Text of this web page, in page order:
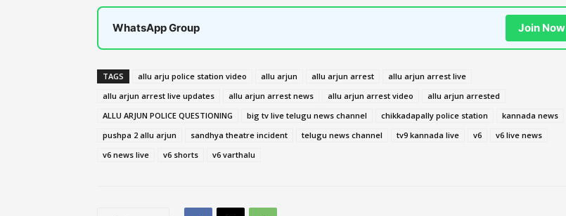
WhatsApp Group Join Now
TAGS allu arju police station video allu arjun allu arjun arrest
allu arjun arrest live
allu arjun arrest live updates
allu arjun arrest news allu arjun arrest video
allu arjun arrested
ALLU ARJUN POLICE QUESTIONING
big tv live telugu news channel chikkadapally police station
kannada news
pushpa 2 allu arjun
sandhya theatre incident telugu news channel tv9 kannada live v6
v6 live news
v6 news live
v6 shorts v6 varthalu